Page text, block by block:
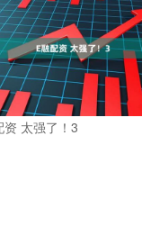
资 太强了！3